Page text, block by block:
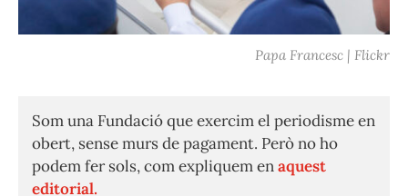
Papa Francesc | Flickr
Som una Fundació que exercim el periodisme en
obert, sense murs de pagament. Però no ho
podem fer sols, com expliquem enaquest
editorial.